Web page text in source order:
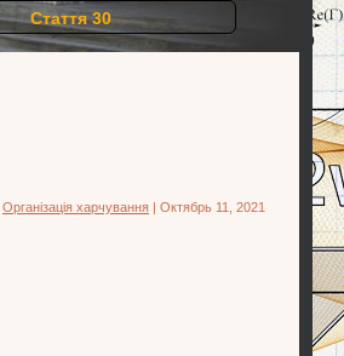
Стаття 30
Організація харчування | Октябрь 11, 2021